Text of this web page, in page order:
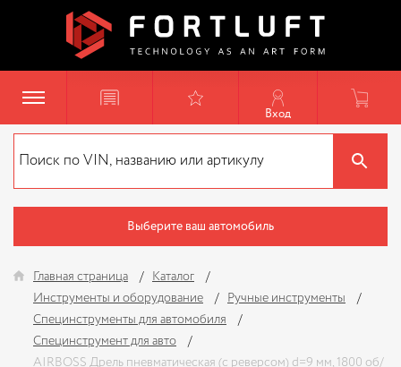
Вход
Выберите ваш автомобиль
Главная страница
Каталог
Инструменты и оборудование
Ручные инструменты
Специнструменты для автомобиля
Специнструмент для авто
AIRBOSS Дрель пневматическая (с реверсом) d=9 мм, 1800 об/